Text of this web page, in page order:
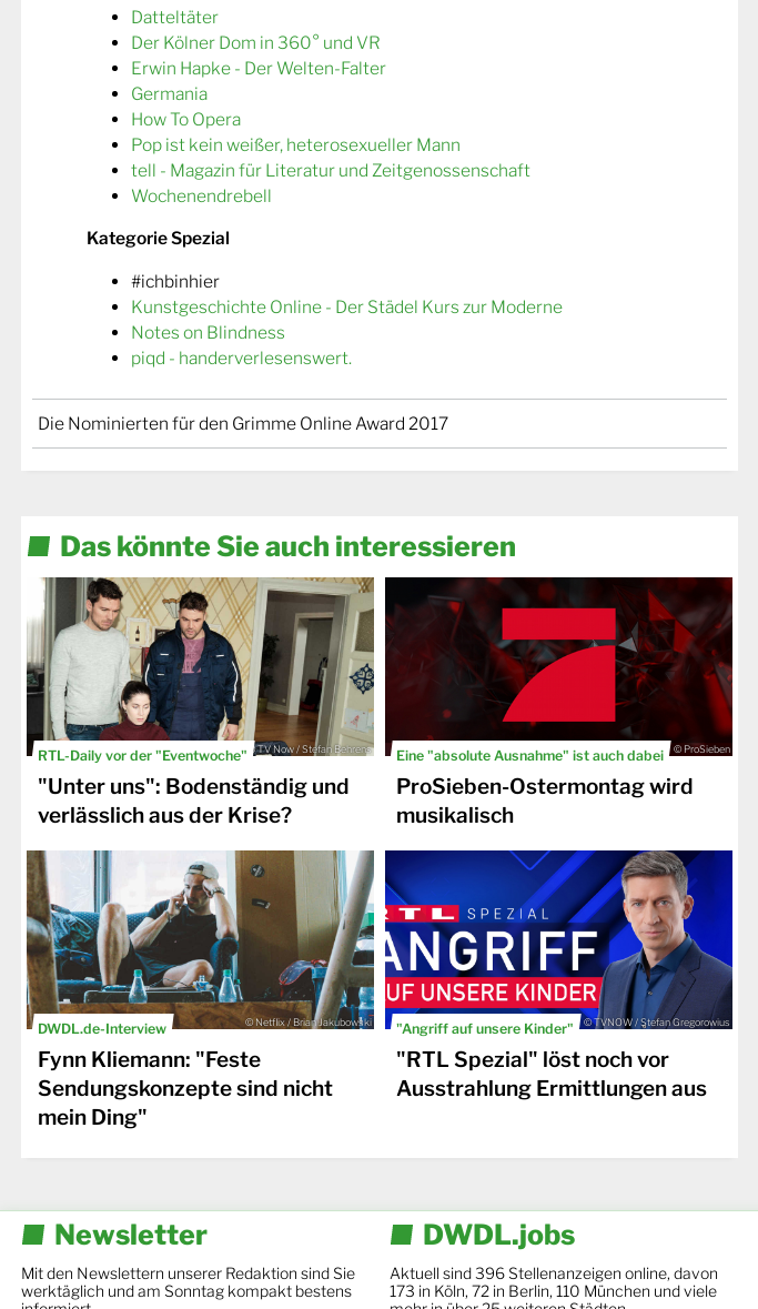
Datteltäter
Der Kölner Dom in 360° und VR
Erwin Hapke - Der Welten-Falter
Germania
How To Opera
Pop ist kein weißer, heterosexueller Mann
tell - Magazin für Literatur und Zeitgenossenschaft
Wochenendrebell
Kategorie Spezial
#ichbinhier
Kunstgeschichte Online - Der Städel Kurs zur Moderne
Notes on Blindness
piqd - handerverlesenswert.
Die Nominierten für den Grimme Online Award 2017
Das könnte Sie auch interessieren
RTL-Daily vor der "Eventwoche" © TV Now / Stefan Behrens
"Unter uns": Bodenständig und
verlässlich aus der Krise?
Eine "absolute Ausnahme" ist auch dabei © ProSieben
ProSieben-Ostermontag wird
musikalisch
DWDL.de-Interview © Netflix / Brian Jakubowski
Fynn Kliemann: "Feste
Sendungskonzepte sind nicht
mein Ding"
"Angriff auf unsere Kinder" © TVNOW / Stefan Gregorowius
"RTL Spezial" löst noch vor
Ausstrahlung Ermittlungen aus
Newsletter
Mit den Newslettern unserer Redaktion sind Sie
werktäglich und am Sonntag kompakt bestens
DWDL.jobs
Aktuell sind 396 Stellenanzeigen online, davon
173 in Köln, 72 in Berlin, 110 München und viele